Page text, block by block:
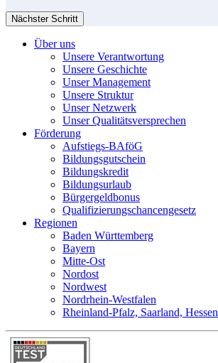
Nächster Schritt
Über uns
Unsere Verantwortung
Unsere Geschichte
Unser Management
Unsere Struktur
Unser Netzwerk
Unser Qualitätsversprechen
Förderung
Aufstiegs-BAföG
Bildungsgutschein
Bildungskredit
Bildungsurlaub
Bürgergeldbonus
Qualifizierungschancengesetz
Regionen
Baden Württemberg
Bayern
Mitte-Ost
Nordost
Nordwest
Nordrhein-Westfalen
Rheinland-Pfalz, Saarland, Hessen